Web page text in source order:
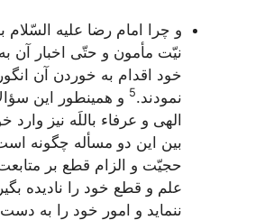
و چرا امام رضا علیه السّلام
نیّت مأمون و حتّی اخبار آن
خود اقدام به خوردن آن
نمودند.5 و همینطور این
الهی و عرفاء باللَه نیز
بین این دو مسأله چگونه
حجیّت و الزام قطع بر
علم و قطع خود را نادیده
ننماید و امور خود را به